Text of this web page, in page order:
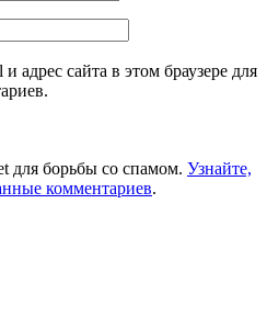
адрес сайта в этом браузере для
для борьбы со спамом. Узнайте,
комментариев.